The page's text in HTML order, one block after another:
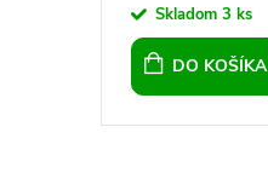
Skladom 3 ks
DO KOŠÍKA